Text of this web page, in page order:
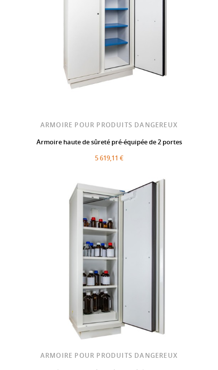
ARMOIRE POUR PRODUITS DANGEREUX
Armoire haute de sûreté pré-équipée de 2 portes
5 619,11 €
ARMOIRE POUR PRODUITS DANGEREUX